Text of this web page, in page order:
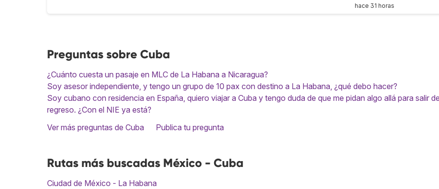
hace 31 horas
Preguntas sobre Cuba
¿Cuánto cuesta un pasaje en MLC de La Habana a Nicaragua?
Soy asesor independiente, y tengo un grupo de 10 pax con destino a La Habana, ¿qué debo hacer?
Soy cubano con residencia en España, quiero viajar a Cuba y tengo duda de que me pidan algo allá para salir
regreso. ¿Con el NIE ya está?
Ver más preguntas de Cuba
Publica tu pregunta
Rutas más buscadas México - Cuba
Ciudad de México - La Habana